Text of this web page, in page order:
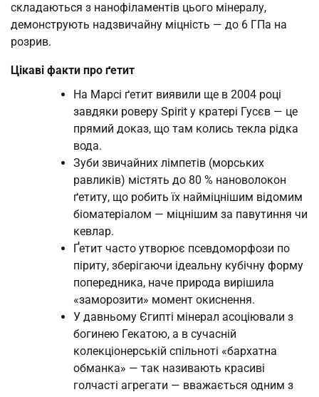
складаються з нанофіламентів цього мінералу,
демонструють надзвичайну міцність — до 6 ГПа на
розрив.
Цікаві факти про ґетит
На Марсі ґетит виявили ще в 2004 році
завдяки роверу Spirit у кратері Гусєв — це
прямий доказ, що там колись текла рідка
вода.
Зуби звичайних лімпетів (морських
равликів) містять до 80 % нановолокон
ґетиту, що робить їх найміцнішим відомим
біоматеріалом — міцнішим за павутиння чи
кевлар.
Ґетит часто утворює псевдоморфози по
піриту, зберігаючи ідеальну кубічну форму
попередника, наче природа вирішила
«заморозити» момент окиснення.
У давньому Єгипті мінерал асоціювали з
богинею Гекатою, а в сучасній
колекціонерській спільноті «бархатна
обманка» — так називають красиві
голчасті агрегати — вважається одним з